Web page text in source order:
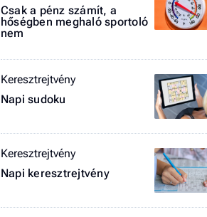
Csak a pénz számít, a
hőségben meghaló sportoló
nem
Keresztrejtvény
Napi sudoku
Keresztrejtvény
Napi keresztrejtvény